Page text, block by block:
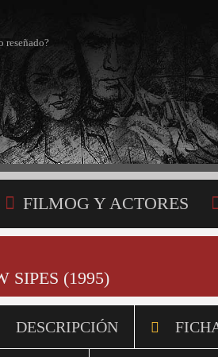
reseñado?
FILMOG Y ACTORES
SIPES (1995)
DESCRIPCIÓN